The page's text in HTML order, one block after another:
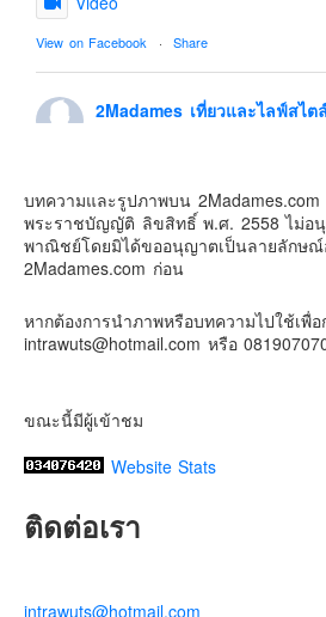
Events & PR News
About Us
Contact & Support Us
View on Facebook · Share
2Madames เที่ยวและไลฟ์สไ
ปล. ขอบคุณเสื้อทีมน่ารักๆจาก
#รักใครให้พาไปดิสนีย์แลนด์
#discoverhongkong
Photo
View on Facebook
บทความและรูปภาพบน 2Madames.com
พระราชบัญญัติ ลิขสิทธิ์ พ.ศ. 2558 ไม่อนุ
พาณิชย์โดยมิได้ขออนุญาตเป็นลายลักษณ์
2Madames.com ก่อน
หากต้องการนำภาพหรือบทความไปใช้เ
intrawuts@hotmail.com หรือ
ขณะนี้มีผู้เข้าชม
Website Stats
ติดต่อเรา
intrawuts@hotmail.com